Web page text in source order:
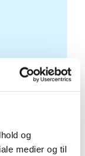
og
medier og til